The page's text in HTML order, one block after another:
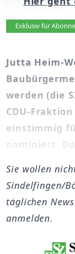
Artikel
Exklusiv für
Jutta Heim-
werden (die
CDU-
einstimmig
nominiert.
Sie wollen
Sindelfingen/
täglichen
anmelden.